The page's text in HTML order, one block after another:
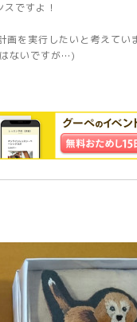
ですよ！
を実行したいと考えてい
ないですが…)